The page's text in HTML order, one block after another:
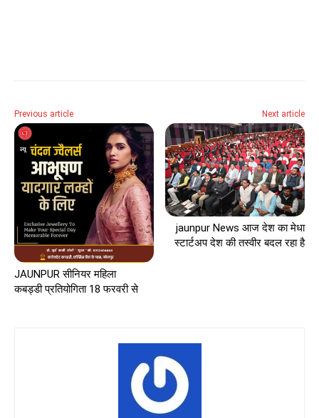
Previous article
JAUNPUR सीनियर महिला
कबड्डी प्रतियोगिता 18 फरवरी से
Next article
jaunpur News आज देश का मेधा
स्टार्टअप देश की तस्वीर बदल रहा है